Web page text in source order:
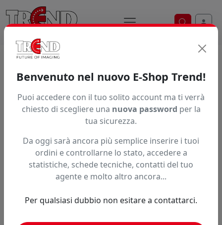
Ricerca
SKYCOLOR SC-2513 UV
Benvenuto nel nuovo E-Shop Trend!
Puoi accedere con il tuo solito account ma ti verrà
chiesto di scegliere una nuova password per la
tua sicurezza.
Da oggi sarà ancora più semplice inserire i tuoi
ordini e controllarne lo stato, accedere a
statistiche, schede tecniche, contatti del tuo
agente e molto altro ancora...
Per qualsiasi dubbio non esitare a contattarci.